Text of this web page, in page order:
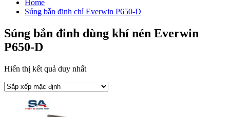
Home
Súng bắn đinh chỉ Everwin P650-D
Súng bắn đinh dùng khí nén Everwin
P650-D
Hiển thị kết quả duy nhất